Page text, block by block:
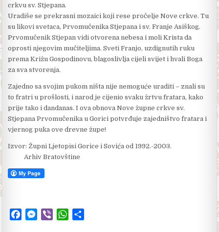
crkvu sv. Stjepana.
Ura­diše se prekrasni mozaici koji rese pročelje Nove crkve. Tu
su likovi svetaca, Prvomučenika Stjepana i sv. Franje Asiškog.
Prvomučenik Stjepan vidi otvorena nebesa i moli Krista da
oprosti nje­govim mučiteljima. Sveti Franjo, uzdignutih ruku
prema Križu Gospodinovu, blagoslivlja cijeli svijet i hvali Boga
za sva stvorenja.
Zajedno sa svojim pukom ništa nije nemoguće uraditi – znali su
to fratri u prošlosti, i narod je cijenio svaku žrtvu fratara, kako
prije tako i dan­danas. I ova obnova Nove župne crkve sv.
Stjepana Prvomučenika u Gorici potvrđuje zajedništvo fratara i
vjernog puka ove drevne župe!
Izvor: Župni Ljetopisi Gorice i Sovića od 1992.-2003.
Arhiv Bratovštine
M
V
W